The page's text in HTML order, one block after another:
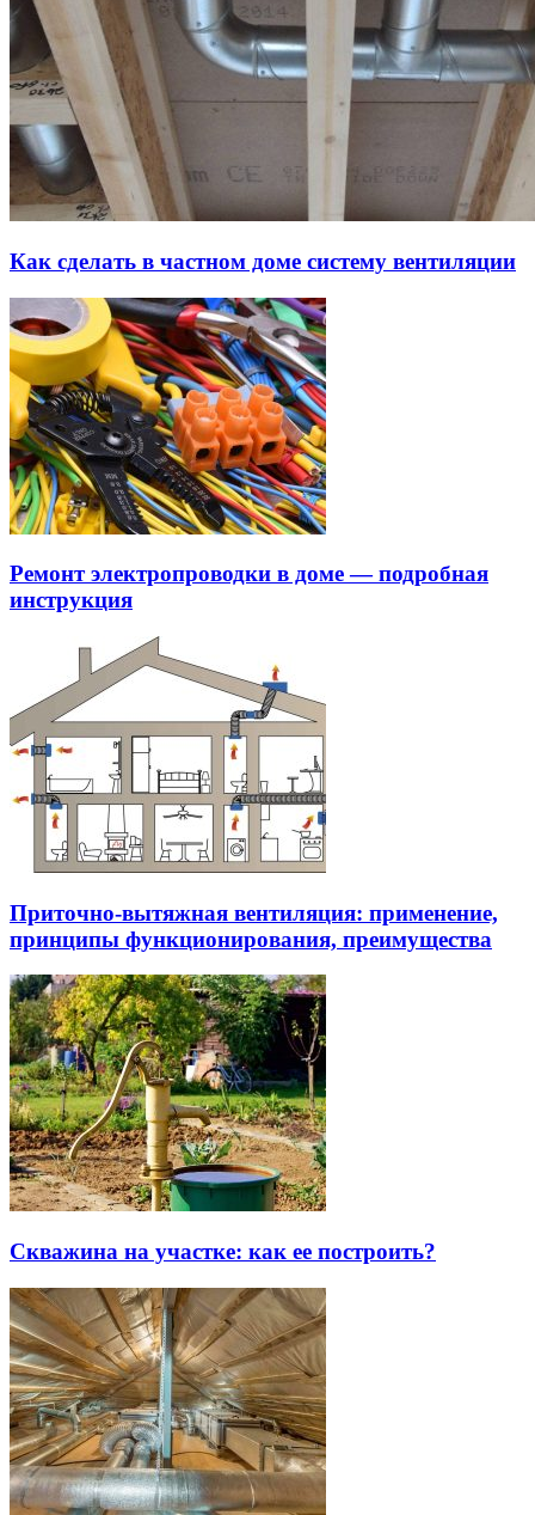
Как сделать в частном доме систему вентиляции
Ремонт электропроводки в доме — подробная
инструкция
Приточно-вытяжная вентиляция: применение,
принципы функционирования, преимущества
Скважина на участке: как ее построить?